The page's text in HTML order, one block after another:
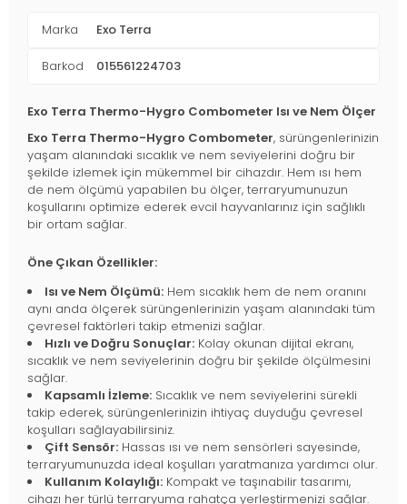
Marka Exo Terra
Barkod 015561224703
Exo Terra Thermo-Hygro Combometer Isı ve Nem Ölçer
Exo Terra Thermo-Hygro Combometer, sürüngenlerinizin
yaşam alanındaki sıcaklık ve nem seviyelerini doğru bir
şekilde izlemek için mükemmel bir cihazdır. Hem ısı hem
de nem ölçümü yapabilen bu ölçer, terraryumunuzun
koşullarını optimize ederek evcil hayvanlarınız için sağlıklı
bir ortam sağlar.
Öne Çıkan Özellikler:
Isı ve Nem Ölçümü: Hem sıcaklık hem de nem oranını
aynı anda ölçerek sürüngenlerinizin yaşam alanındaki tüm
çevresel faktörleri takip etmenizi sağlar.
Hızlı ve Doğru Sonuçlar: Kolay okunan dijital ekranı,
sıcaklık ve nem seviyelerinin doğru bir şekilde ölçülmesini
sağlar.
Kapsamlı İzleme: Sıcaklık ve nem seviyelerini sürekli
takip ederek, sürüngenlerinizin ihtiyaç duyduğu çevresel
koşulları sağlayabilirsiniz.
Çift Sensör: Hassas ısı ve nem sensörleri sayesinde,
terraryumunuzda ideal koşulları yaratmanıza yardımcı olur.
Kullanım Kolaylığı: Kompakt ve taşınabilir tasarımı,
cihazı her türlü terraryuma rahatça yerleştirmenizi sağlar.